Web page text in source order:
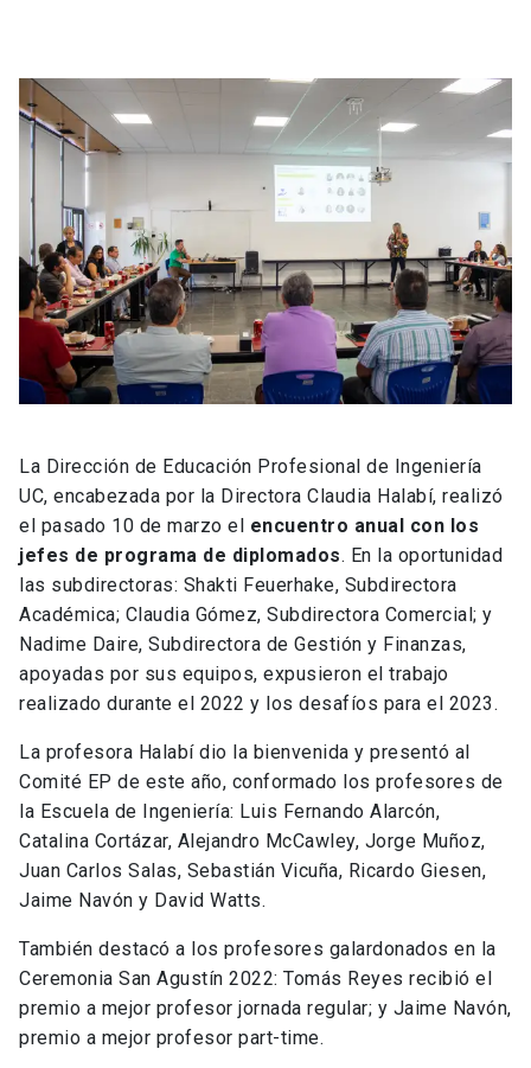
La Dirección de Educación Profesional de Ingeniería
UC, encabezada por la Directora Claudia Halabí, realizó
el pasado 10 de marzo el encuentro anual con los
jefes de programa de diplomados. En la oportunidad
las subdirectoras: Shakti Feuerhake, Subdirectora
Académica; Claudia Gómez, Subdirectora Comercial; y
Nadime Daire, Subdirectora de Gestión y Finanzas,
apoyadas por sus equipos, expusieron el trabajo
realizado durante el 2022 y los desafíos para el 2023.
La profesora Halabí dio la bienvenida y presentó al
Comité EP de este año, conformado los profesores de
la Escuela de Ingeniería: Luis Fernando Alarcón,
Catalina Cortázar, Alejandro McCawley, Jorge Muñoz,
Juan Carlos Salas, Sebastián Vicuña, Ricardo Giesen,
Jaime Navón y David Watts.
También destacó a los profesores galardonados en la
Ceremonia San Agustín 2022: Tomás Reyes recibió el
premio a mejor profesor jornada regular; y Jaime Navón,
premio a mejor profesor part-time.